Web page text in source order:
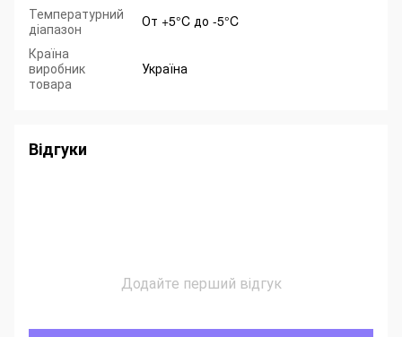
Температурний
діапазон
От +5°C до -5°C
Країна
виробник
товара
Україна
Відгуки
Додайте перший відгук